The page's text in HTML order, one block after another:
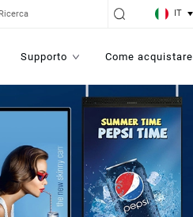
IT
Supporto Come acquistare